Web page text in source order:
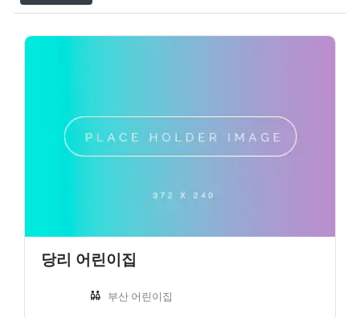
당리 어린이집
부산 어린이집